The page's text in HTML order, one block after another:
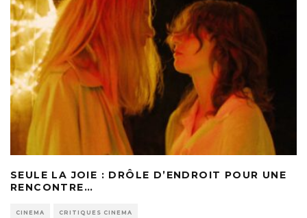
SEULE LA JOIE : DRÔLE D’ENDROIT POUR UNE
RENCONTRE…
CINEMA CRITIQUES CINEMA